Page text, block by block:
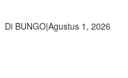
Di BUNGO|Agustus 1, 2026